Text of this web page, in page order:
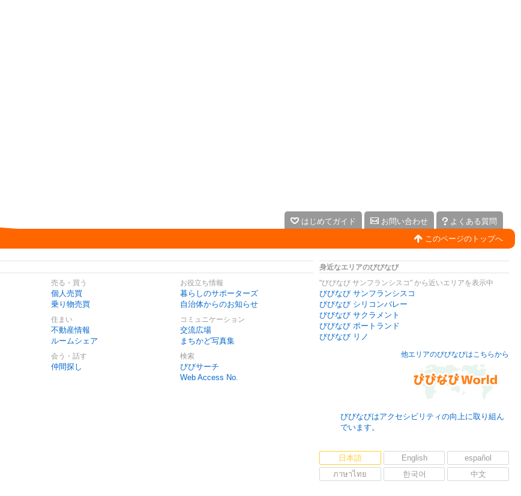
はじめてガイド お問い合わせ
よくある質問
このページのトップへ
売る・買う
個人売買
乗り物売買
住まい
不動産情報
ルームシェア
会う・話す
仲間探し
お役立ち情報
暮らしのサポーターズ
自治体からのお知らせ
コミュニケーション
交流広場
まちかど写真集
検索
びびサーチ
Web Access No.
身近なエリアのびびなび
"びびなび サンフランシスコ" から近いエリアを表示中
びびなび サンフランシスコ
びびなび シリコンバレー
びびなび サクラメント
びびなび ポートランド
びびなび リノ
他エリアのびびなびはこちらから
びびなびはアクセシビリティの向上に取り組ん
でいます。
日本語 English
español
ภาษาไทย
한국어 中文